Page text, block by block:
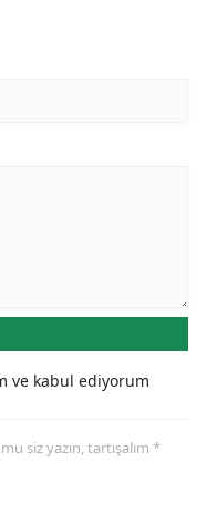
ve kabul ediyorum
siz yazın, tartışalım *